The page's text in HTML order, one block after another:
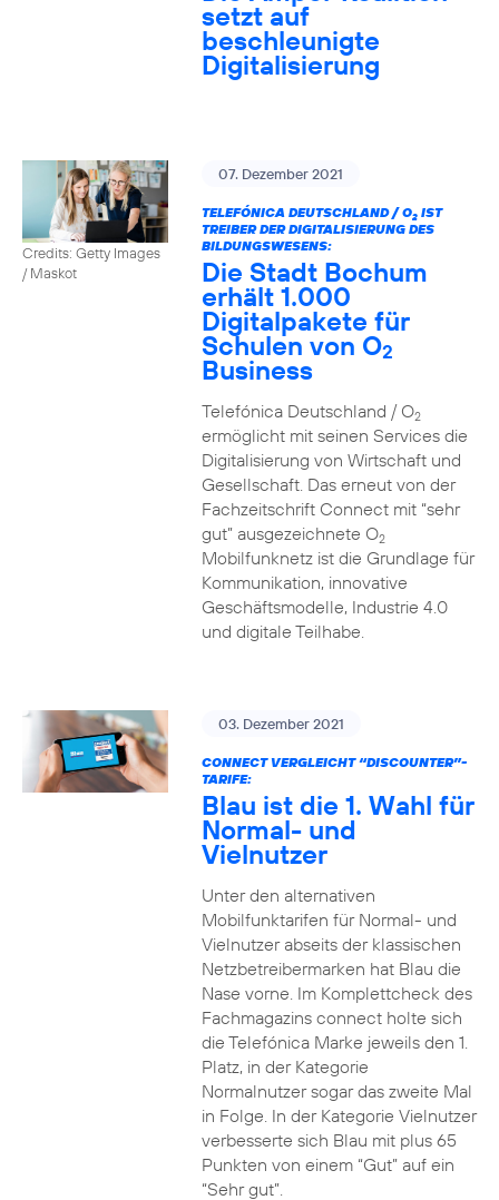
setzt auf
beschleunigte
Digitalisierung
Credits: Getty Images
/ Maskot
07. Dezember 2021
TELEFÓNICA DEUTSCHLAND / O2IST
TREIBER DER DIGITALISIERUNG DES
BILDUNGSWESENS:
Die Stadt Bochum
erhält 1.000
Digitalpakete für
Schulen von O2
Business
Telefónica Deutschland / O2
ermöglicht mit seinen Services die
Digitalisierung von Wirtschaft und
Gesellschaft. Das erneut von der
Fachzeitschrift Connect mit “sehr
gut” ausgezeichnete O2
Mobilfunknetz ist die Grundlage für
Kommunikation, innovative
Geschäftsmodelle, Industrie 4.0
und digitale Teilhabe.
03. Dezember 2021
CONNECT VERGLEICHT “DISCOUNTER”-
TARIFE:
Blau ist die 1. Wahl für
Normal- und
Vielnutzer
Unter den alternativen
Mobilfunktarifen für Normal- und
Vielnutzer abseits der klassischen
Netzbetreibermarken hat Blau die
Nase vorne. Im Komplettcheck des
Fachmagazins connect holte sich
die Telefónica Marke jeweils den 1.
Platz, in der Kategorie
Normalnutzer sogar das zweite Mal
in Folge. In der Kategorie Vielnutzer
verbesserte sich Blau mit plus 65
Punkten von einem “Gut” auf ein
“Sehr gut”.